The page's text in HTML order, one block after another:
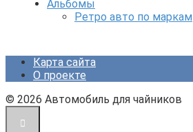
Альбомы
Ретро авто по маркам
Карта сайта
О проекте
© 2026 Автомобиль для чайников